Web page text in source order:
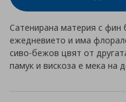
Сатенирана материя с
ежедневието и има
сиво-бежов цвят от
памук и вискоза е мека на